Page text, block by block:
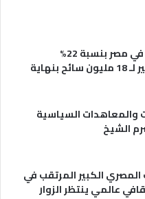
زيادة السياحة في مصر بنسبة 22%
والتوقعات تشير لـ 18 مليون سائح بنهاية
والمعاهدات السياسية
الشيخ
المصري الكبير المرتقب في
عالمي ينتظر الزوار